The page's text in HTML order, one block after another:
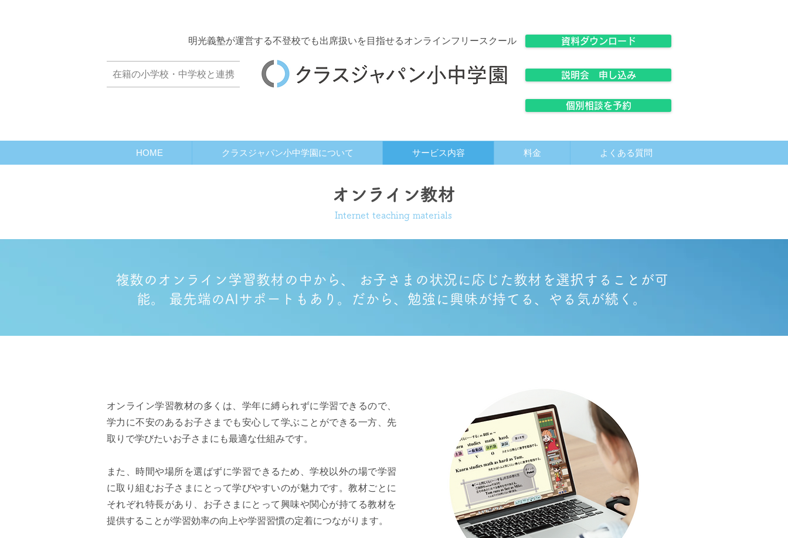
​明光義塾が運営する不登校でも出席扱いを目指せるオンラインフリースクール 資料ダウンロード
​在籍の小学校・中学校と連携 説明会 申し込み
個別相談を予約
HOME クラスジャパン小中学園について サービス内容 料金 よくある質問
Internet teaching materials
​オンライン教材
複数のオンライン学習教材の中から、 お子さまの状況に応じた教材を選択することが可
能。 最先端のAIサポートもあり。だから、勉強に興味が持てる、やる気が続く。
オンライン学習教材の多くは、学年に縛られずに学習できるので、
学力に不安のあるお子さまでも安心して学ぶことができる一方、先
取りで学びたいお子さまにも最適な仕組みです。
また、時間や場所を選ばずに学習できるため、学校以外の場で学習
に取り組むお子さまにとって学びやすいのが魅力です。教材ごとに
それぞれ特長があり、お子さまにとって興味や関心が持てる教材を
提供することが学習効率の向上や学習習慣の定着につながります。